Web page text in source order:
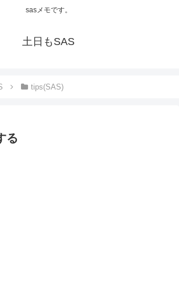
sasメモです。
土日もSAS
tips(SAS)
る